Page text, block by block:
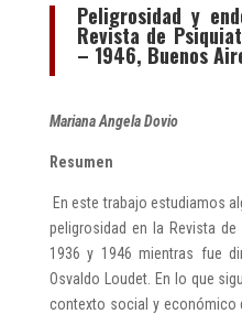
Peligrosidad y
Revista de
– 1946, Buenos
Mariana Angela Dovio
Resumen
En este trabajo estudiamos
peligrosidad en la Revista
1936 y 1946 mientras fue
Osvaldo Loudet. En lo que
contexto social y económico